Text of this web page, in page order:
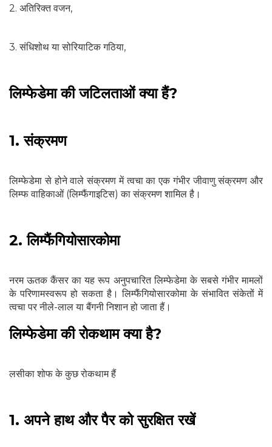
2. अतिरिक्त वजन,
3. संधिशोथ या सोरियाटिक गठिया,
लिम्फेडेमा की जटिलताओं क्या हैं?
1. संक्रमण
लिम्फेडेमा से होने वाले संक्रमण में त्वचा का एक गंभीर जीवाणु संक्रमण और
लिम्फ वाहिकाओं (लिम्फैंगाइटिस) का संक्रमण शामिल है।
2. लिम्फैंगियोसारकोमा
नरम ऊतक कैंसर का यह रूप अनुपचारित लिम्फेडेमा के सबसे गंभीर मामलों
के परिणामस्वरूप हो सकता है। लिम्फैंगियोसारकोमा के संभावित संकेतों में
त्वचा पर नीले-लाल या बैंगनी निशान हो जाता हैं।
लिम्फेडेमा की रोकथाम क्या है?
लसीका शोफ के कुछ रोकथाम हैं
1. अपने हाथ और पैर को सुरक्षित रखें